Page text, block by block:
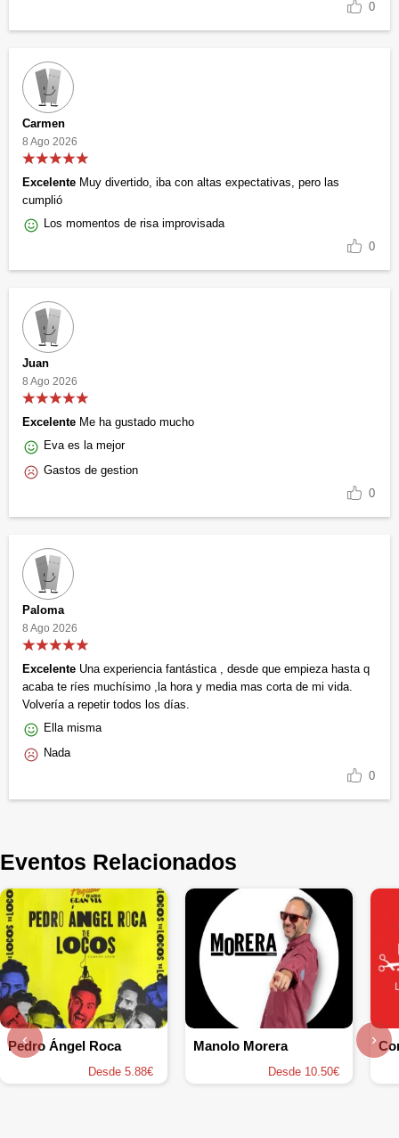
0
Carmen
8 Ago 2026
Excelente Muy divertido, iba con altas expectativas, pero las
cumplió
Los momentos de risa improvisada
0
Juan
8 Ago 2026
Excelente Me ha gustado mucho
Eva es la mejor
Gastos de gestion
0
Paloma
8 Ago 2026
Excelente Una experiencia fantástica , desde que empieza hasta q
acaba te ríes muchísimo ,la hora y media mas corta de mi vida.
Volvería a repetir todos los días.
Ella misma
Nada
0
Eventos Relacionados
Pedro Ángel Roca
Desde 5.88€
Manolo Morera
Desde 10.50€
‹ ›